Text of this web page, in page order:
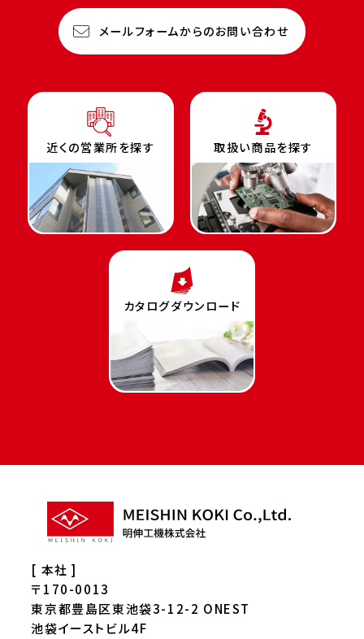
メールフォームからのお問い合わせ
近くの営業所を探す 取扱い商品を探す
カタログダウンロード
[ 本社 ]
〒170-0013
東京都豊島区東池袋3-12-2 ONEST
池袋イーストビル4F